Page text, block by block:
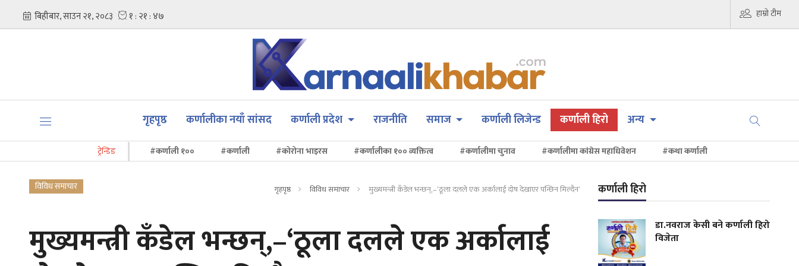
हाम्रो टीम
गृहपृष्ठ कर्णालीका नयाँ सांसद कर्णाली प्रदेश राजनीति समाज कर्णाली लिजेन्ड कर्णाली हिरो अन्य
ट्रेन्डिङ #कर्णाली १०० #कर्णाली #कोरोना भाइरस #कर्णालीका १०० व्यक्तित्व #कर्णालीमा चुनाव #कर्णालीमा कांग्रेस महाधिवेशन #कथा कर्णाली
विविध समाचार गृहपृष्ठ विविध समाचार मुख्यमन्त्री कँडेल भन्छन्,–‘ठूला दलले एक अर्कालाई दोष देखाएर पन्छिन मिल्दैन’
मुख्यमन्त्री कँडेल भन्छन्,–‘ठूला दलले एक अर्कालाई
कर्णाली हिरो
डा.नवराज केसी बने कर्णाली हिरो
विजेता